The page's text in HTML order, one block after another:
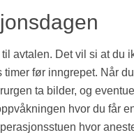
til avtalen. Det vil si at du
timer før inngrepet. Når du
ta bilder, og
hvor du får
hvor